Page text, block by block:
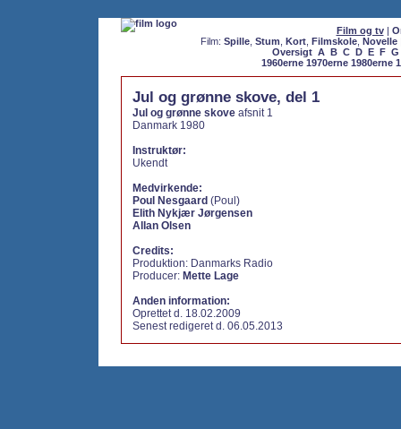
Film og tv|
Film: Spille, Stum Kort, Filmskole, Novelle
Oversigt A B C D E F G
1960erne 1970erne 1980erne
Jul og grønne skove, del 1
Jul og grønne skove afsnit 1
Danmark 1980
Instruktør:
Ukendt
Medvirkende:
Poul Nesgaard (Poul)
Elith Nykjær Jørgensen
Allan Olsen
Credits:
Produktion: Danmarks Radio
Producer: Mette Lage
Anden information:
Oprettet d. 18.02.2009
Senest redigeret d. 06.05.2013